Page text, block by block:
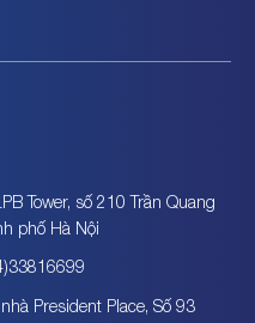
Tower, số 210 Trần Quang
phố Hà Nội
President Place, Số 93